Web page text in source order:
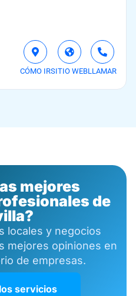
CÓMO IRSITIO WEBLLAMAR
mejores
de
locales y negocios
mejores opiniones en
de empresas.
servicios